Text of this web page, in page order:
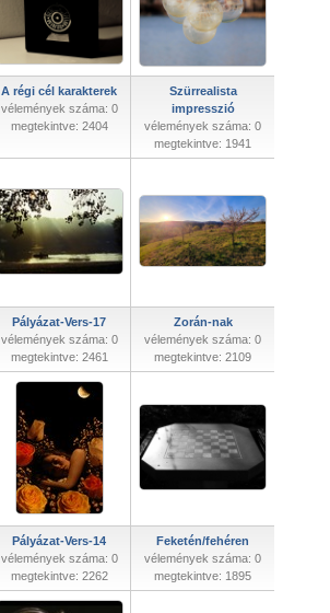
A régi cél karakterek
vélemények száma: 0
megtekintve: 2404
Szürrealista
impresszió
vélemények száma: 0
megtekintve: 1941
Pályázat-Vers-17
vélemények száma: 0
megtekintve: 2461
Zorán-nak
vélemények száma: 0
megtekintve: 2109
Pályázat-Vers-14
vélemények száma: 0
megtekintve: 2262
Feketén/fehéren
vélemények száma: 0
megtekintve: 1895